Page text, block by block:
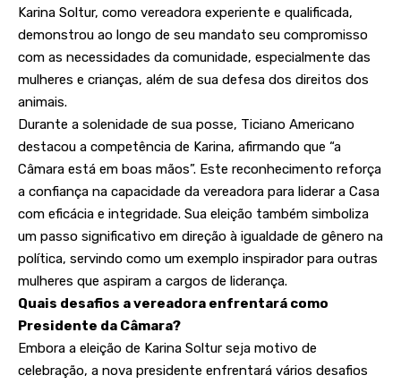
Karina Soltur, como vereadora experiente e qualificada,
demonstrou ao longo de seu mandato seu compromisso
com as necessidades da comunidade, especialmente das
mulheres e crianças, além de sua defesa dos direitos dos
animais.
Durante a solenidade de sua posse, Ticiano Americano
destacou a competência de Karina, afirmando que “a
Câmara está em boas mãos”. Este reconhecimento reforça
a confiança na capacidade da vereadora para liderar a Casa
com eficácia e integridade. Sua eleição também simboliza
um passo significativo em direção à igualdade de gênero na
política, servindo como um exemplo inspirador para outras
mulheres que aspiram a cargos de liderança.
Quais desafios a vereadora enfrentará como
Presidente da Câmara?
Embora a eleição de Karina Soltur seja motivo de
celebração, a nova presidente enfrentará vários desafios